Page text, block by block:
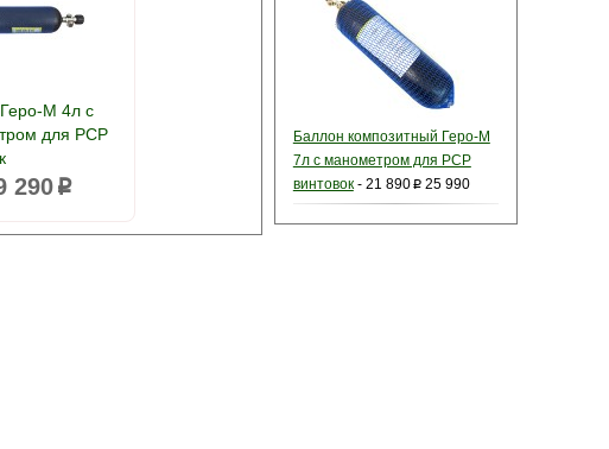
Баллон композитный Геро-М
7л с манометром для PCP
винтовок- 21 890p 25 990
М 4л с
для PCP
290 p